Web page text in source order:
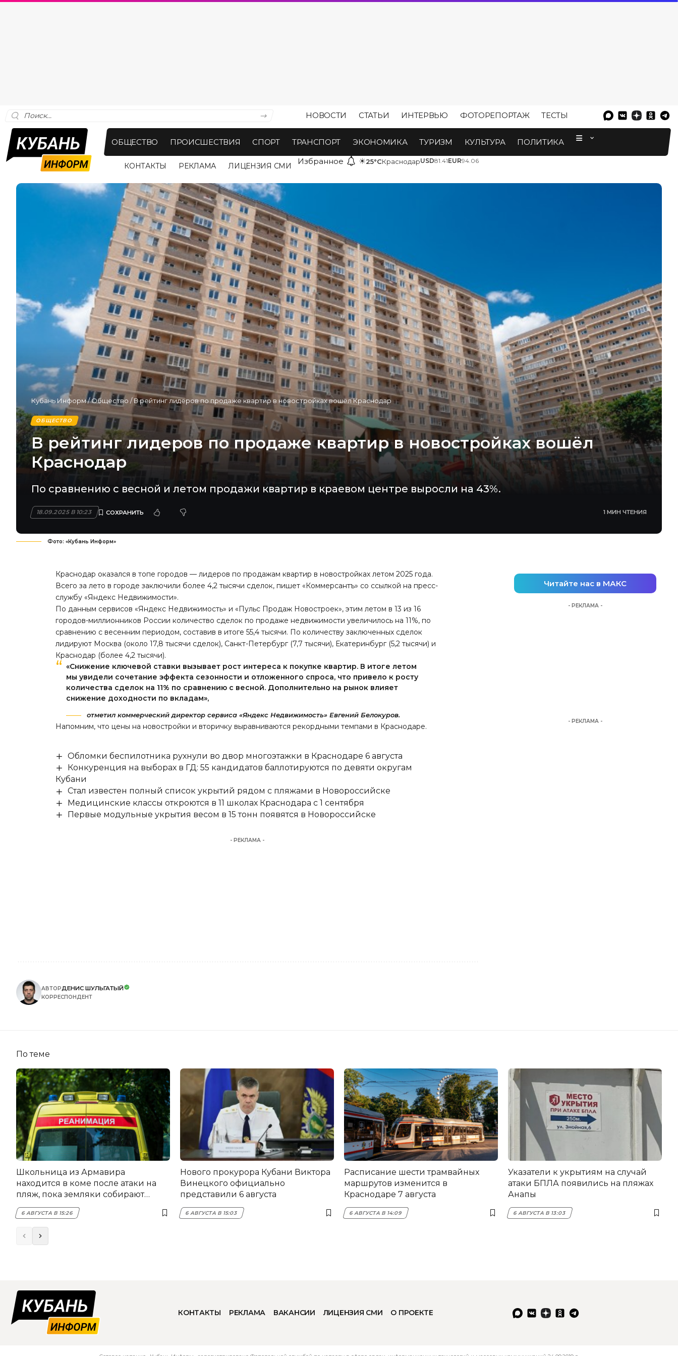
НОВОСТИ СТАТЬИ ИНТЕРВЬЮ ФОТОРЕПОРТАЖ ТЕСТЫ
ОБЩЕСТВО ПРОИСШЕСТВИЯ СПОРТ ТРАНСПОРТ ЭКОНОМИКА ТУРИЗМ КУЛЬТУРА ПОЛИТИКА
КОНТАКТЫ РЕКЛАМА ЛИЦЕНЗИЯ СМИ Избранное ☀25°CКраснодарUSD81.41EUR94.06
Кубань Информ/Общество /В рейтинг лидеров по продаже квартир в новостройках вошёл Краснодар
ОБЩЕСТВО
В рейтинг лидеров по продаже квартир в новостройках вошёл
Краснодар
По сравнению с весной и летом продажи квартир в краевом центре выросли на 43%.
18.09.2025 В 10:23 1 МИН ЧТЕНИЯ
Фото: «Кубань Информ»
Краснодар оказался в топе городов — лидеров по продажам квартир в новостройках летом 2025 года.
Всего за лето в городе заключили более 4,2 тысячи сделок, пишет «Коммерсантъ» со ссылкой на пресс-
службу «Яндекс Недвижимости».
По данным сервисов «Яндекс Недвижимость» и «Пульс Продаж Новостроек», этим летом в 13 из 16
городов-миллионников России количество сделок по продаже недвижимости увеличилось на 11%, по
сравнению с весенним периодом, составив в итоге 55,4 тысячи. По количеству заключенных сделок
лидируют Москва (около 17,8 тысячи сделок), Санкт-Петербург (7,7 тысячи), Екатеринбург (5,2 тысячи) и
Краснодар (более 4,2 тысячи).
«Снижение ключевой ставки вызывает рост интереса к покупке квартир. В итоге летом
мы увидели сочетание эффекта сезонности и отложенного спроса, что привело к росту
количества сделок на 11% по сравнению с весной. Дополнительно на рынок влияет
снижение доходности по вкладам»,
отметил коммерческий директор сервиса «Яндекс Недвижимость» Евгений Белокуров.
Напомним, что цены на новостройки и вторичку выравниваются рекордными темпами в Краснодаре.
Обломки беспилотника рухнули во двор многоэтажки в Краснодаре 6 августа
Конкуренция на выборах в ГД: 55 кандидатов баллотируются по девяти округам
Кубани
Стал известен полный список укрытий рядом с пляжами в Новороссийске
Медицинские классы откроются в 11 школах Краснодара с 1 сентября
Первые модульные укрытия весом в 15 тонн появятся в Новороссийске
- РЕКЛАМА -
АВТОРДЕНИС ШУЛЬГАТЫЙ
КОРРЕСПОНДЕНТ
Читайте нас в МАКС
- РЕКЛАМА -
- РЕКЛАМА -
По теме
Школьница из Армавира
находится в коме после атаки на
пляж, пока земляки собирают
помощь
6 АВГУСТА В 15:26
Нового прокурора Кубани Виктора
Винецкого официально
представили 6 августа
6 АВГУСТА В 15:03
Расписание шести трамвайных
маршрутов изменится в
Краснодаре 7 августа
6 АВГУСТА В 14:09
Указатели к укрытиям на случай
атаки БПЛА появились на пляжах
Анапы
6 АВГУСТА В 13:03
КОНТАКТЫ РЕКЛАМА ВАКАНСИИ ЛИЦЕНЗИЯ СМИ О ПРОЕКТЕ